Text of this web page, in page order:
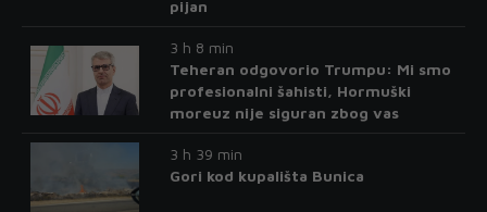
pijan
3 h 8 min
Teheran odgovorio Trumpu: Mi smo
profesionalni šahisti, Hormuški
moreuz nije siguran zbog vas
3 h 39 min
Gori kod kupališta Bunica